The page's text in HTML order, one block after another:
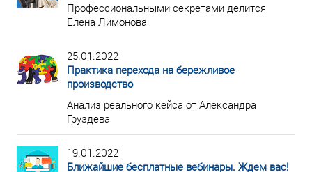
Профессиональными секретами делится
Елена Лимонова
25.01.2022
Практика перехода на бережливое
производство
Анализ реального кейса от Александра
Груздева
19.01.2022
Ближайшие бесплатные вебинары. Ждем вас!